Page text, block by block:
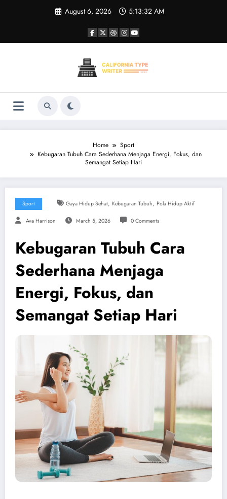
August 6, 2026 5:13:33 AM
Home
Sport
Kebugaran Tubuh Cara Sederhana Menjaga Energi, Fokus, dan
Semangat Setiap Hari
Sport Gaya Hidup Sehat, Kebugaran Tubuh, Pola Hidup Aktif
Ava Harrison March 5, 2026 0 Comments
Kebugaran Tubuh Cara
Sederhana Menjaga
Energi, Fokus, dan
Semangat Setiap Hari